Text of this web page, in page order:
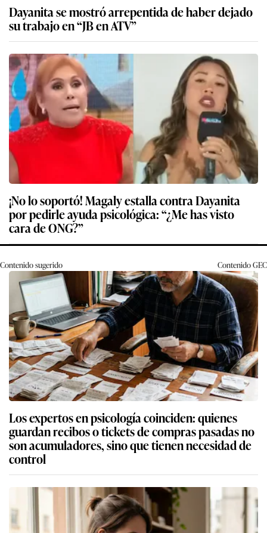
Dayanita se mostró arrepentida de haber dejado
su trabajo en “JB en ATV”
¡No lo soportó! Magaly estalla contra Dayanita
por pedirle ayuda psicológica: “¿Me has visto
cara de ONG?”
Contenido sugerido ContenidoGEC
Los expertos en psicología coinciden: quienes
guardan recibos o tickets de compras pasadas no
son acumuladores, sino que tienen necesidad de
control